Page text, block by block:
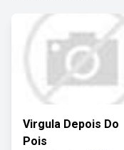
Virgula Depois Do
Pois